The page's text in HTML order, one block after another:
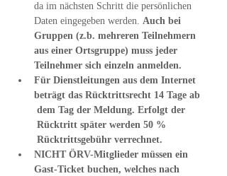
da im nächsten Schritt die persönlichen
Daten eingegeben werden. Auch bei
Gruppen (z.b. mehreren Teilnehmern
aus einer Ortsgruppe) muss jeder
Teilnehmer sich einzeln anmelden.
Für Dienstleitungen aus dem Internet
beträgt das Rücktrittsrecht 14 Tage ab
dem Tag der Meldung. Erfolgt der
Rücktritt später werden 50 %
Rücktrittsgebühr verrechnet.
NICHT ÖRV-Mitglieder müssen ein
Gast-Ticket buchen, welches nach